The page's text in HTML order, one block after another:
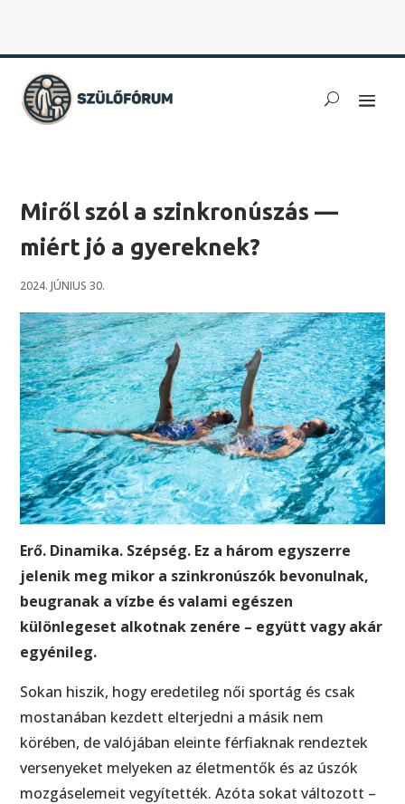
Miről szól a szinkronúszás —
miért jó a gyereknek?
2024. JÚNIUS 30.
Erő. Dinamika. Szépség. Ez a három egyszerre
jelenik meg mikor a szinkronúszók bevonulnak,
beugranak a vízbe és valami egészen
különlegeset alkotnak zenére – együtt vagy akár
egyénileg.
Sokan hiszik, hogy eredetileg női sportág és csak
mostanában kezdett elterjedni a másik nem
körében, de valójában eleinte férfiaknak rendeztek
versenyeket melyeken az életmentők és az úszók
mozgáselemeit vegyítették. Azóta sokat változott –